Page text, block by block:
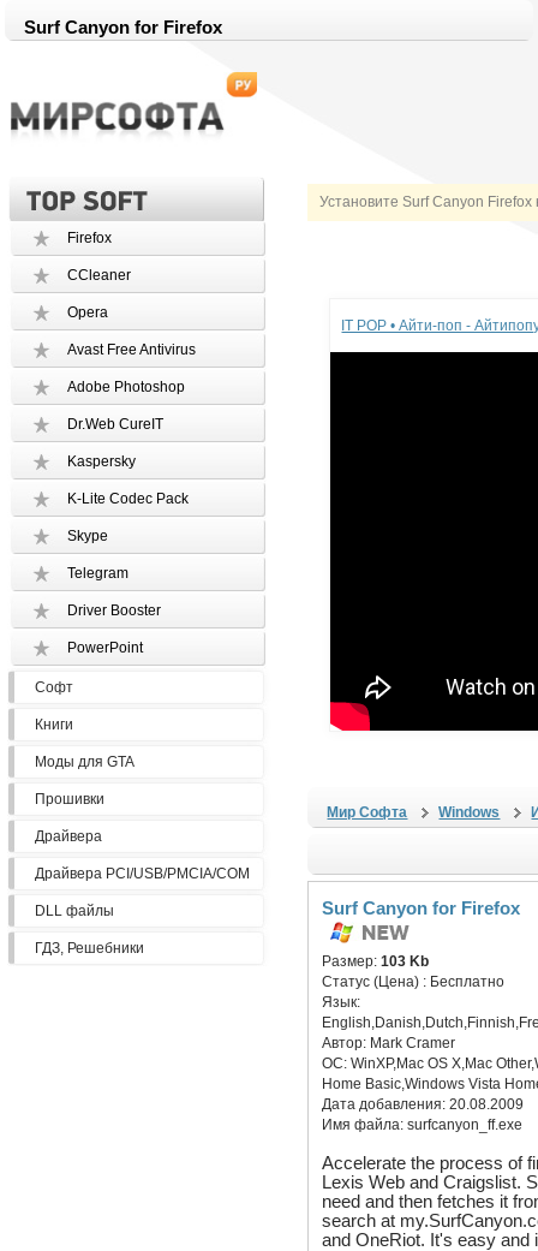
Surf Canyon for Firefox
Установите Surf Canyon Firefox
Firefox
CCleaner
Opera
Avast Free Antivirus
Adobe Photoshop
Dr.Web CureIT
Kaspersky
K-Lite Codec Pack
Skype
Telegram
Driver Booster
PowerPoint
Софт
Книги
Моды для GTA
Прошивки
Драйвера
Драйвера PCI/USB/PMCIA/COM
DLL файлы
ГДЗ, Решебники
IT POP • Айти-поп -
Мир Софта Windows
Surf Canyon for Firefox
Размер:103 Kb
Статус (Цена) : Бесплатно
Язык:
Автор: Mark Cramer
ОС:WinXP,Mac OS X,Mac
Home Basic,Windows Vista
Дата добавления:20.08.2009
Имя файла:surfcanyon_ff.exe
Accelerate the process of
Lexis Web and Craigslist.
need and then fetches it
search at
and OneRiot. It's easy and